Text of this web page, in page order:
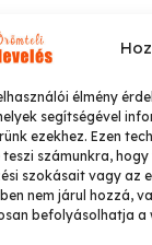
élmény
segítségével
ezekhez. Ezen
teszi számunkra,
szokásait vagy az
nem járul hozzá,
befolyásolhatja a
így
a legjobbak
nek majd